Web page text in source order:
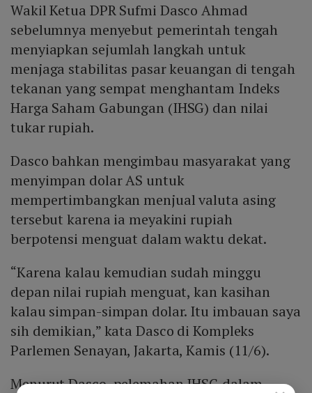
Wakil Ketua DPR Sufmi Dasco Ahmad
sebelumnya menyebut pemerintah tengah
menyiapkan sejumlah langkah untuk
menjaga stabilitas pasar keuangan di tengah
tekanan yang sempat menghantam Indeks
Harga Saham Gabungan (IHSG) dan nilai
tukar rupiah.
Dasco bahkan mengimbau masyarakat yang
menyimpan dolar AS untuk
mempertimbangkan menjual valuta asing
tersebut karena ia meyakini rupiah
berpotensi menguat dalam waktu dekat.
“Karena kalau kemudian sudah minggu
depan nilai rupiah menguat, kan kasihan
kalau simpan-simpan dolar. Itu imbauan saya
sih demikian,” kata Dasco di Kompleks
Parlemen Senayan, Jakarta, Kamis (11/6).
Menurut Dasco, pelemahan IHSG dalam